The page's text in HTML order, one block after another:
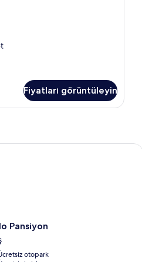
Fiyatları görüntüleyin
Pansiyon
otopark